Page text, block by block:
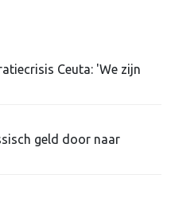
Ceuta: 'We zijn
geld door naar